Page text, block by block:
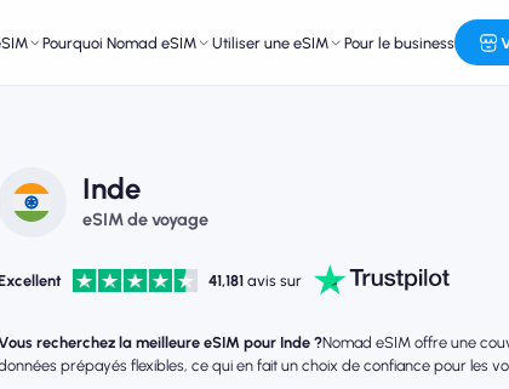
Pourquoi Nomad eSIM Utiliser une eSIM Pour le business
Inde
eSIM de voyage
41,181 avis sur
recherchez la meilleure eSIM pour Inde ?Nomad eSIM offre une
prépayés flexibles, ce qui en fait un choix de confiance pour les